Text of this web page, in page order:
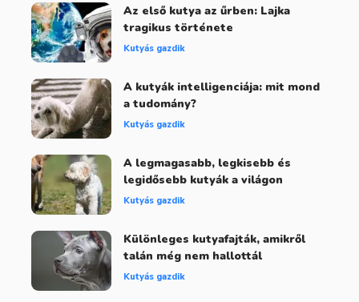
Az első kutya az űrben: Lajka
tragikus története
Kutyás gazdik
A kutyák intelligenciája: mit mond
a tudomány?
Kutyás gazdik
A legmagasabb, legkisebb és
legidősebb kutyák a világon
Kutyás gazdik
Különleges kutyafajták, amikről
talán még nem hallottál
Kutyás gazdik